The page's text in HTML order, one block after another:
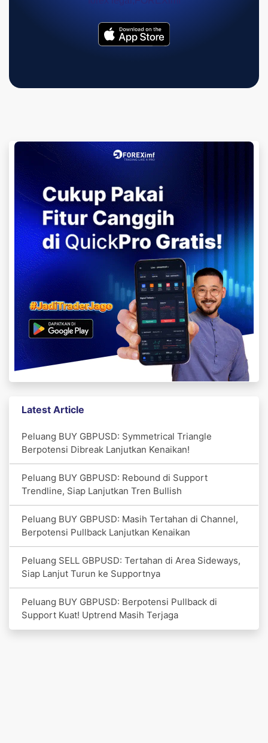
Latest Article
Peluang BUY GBPUSD: Symmetrical Triangle
Berpotensi Dibreak Lanjutkan Kenaikan!
Peluang BUY GBPUSD: Rebound di Support
Trendline, Siap Lanjutkan Tren Bullish
Peluang BUY GBPUSD: Masih Tertahan di Channel,
Berpotensi Pullback Lanjutkan Kenaikan
Peluang SELL GBPUSD: Tertahan di Area Sideways,
Siap Lanjut Turun ke Supportnya
Peluang BUY GBPUSD: Berpotensi Pullback di
Support Kuat! Uptrend Masih Terjaga